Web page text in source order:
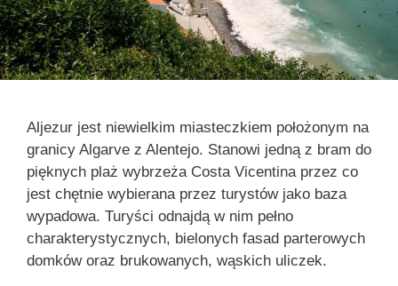
Aljezur jest niewielkim miasteczkiem położonym na
granicy Algarve z Alentejo. Stanowi jedną z bram do
pięknych plaż wybrzeża Costa Vicentina przez co
jest chętnie wybierana przez turystów jako baza
wypadowa. Turyści odnajdą w nim pełno
charakterystycznych, bielonych fasad parterowych
domków oraz brukowanych, wąskich uliczek.